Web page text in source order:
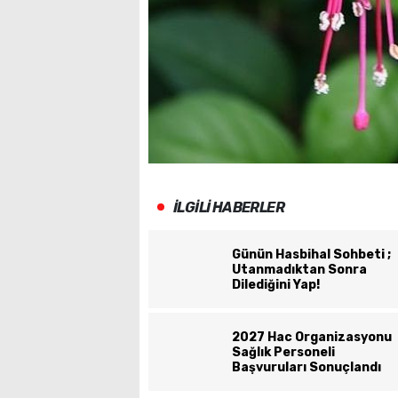
İLGİLİ HABERLER
Günün Hasbihal Sohbeti ;
Utanmadıktan Sonra
Dilediğini Yap!
2027 Hac Organizasyonu
Sağlık Personeli
Başvuruları Sonuçlandı